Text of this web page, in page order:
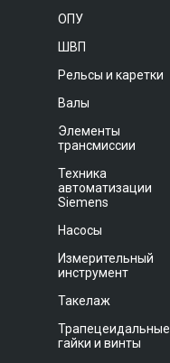
ОПУ
ШВП
Рельсы и каретки
Валы
Элементы
трансмиссии
Техника
автоматизации
Siemens
Насосы
Измерительный
инструмент
Такелаж
Трапецеидальные
гайки и винты